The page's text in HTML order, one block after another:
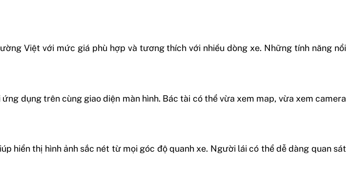
Việt với mức giá phù hợp và tương thích với nhiều dòng xe. Những tính năng nổi
dụng trên cùng giao diện màn hình. Bác tài có thể vừa xem map, vừa xem camera
hiển thị hình ảnh sắc nét từ mọi góc độ quanh xe. Người lái có thể dễ dàng quan sát